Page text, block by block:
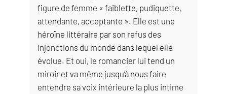
figure de femme « faiblette, pudiquette,
attendante, acceptante ». Elle est une
héroïne littéraire par son refus des
injonctions du monde dans lequel elle
évolue. Et oui, le romancier lui tend un
miroir et va même jusqu’à nous faire
entendre sa voix intérieure la plus intime